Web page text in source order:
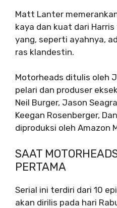
Matt Lanter
kaya dan kuat dari
yang, seperti ayahnya,
ras klandestin.
Motorheads ditulis oleh
pelari dan produser
Neil Burger, Jason
Keegan Rosenberger,
diproduksi oleh Amazon
SAAT
PERTAMA
Serial ini terdiri dari 10
akan dirilis pada hari